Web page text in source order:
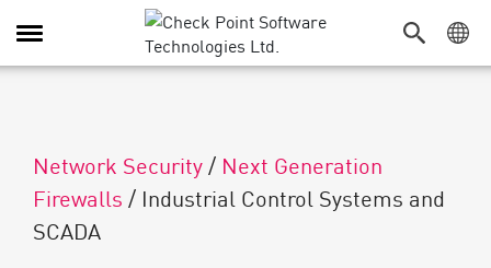
Toggle Navigation
Network Security/ Next Generation
Firewalls / Industrial Control Systems and
SCADA